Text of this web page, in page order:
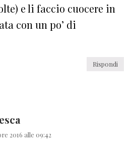
e li faccio cuocere in
con un po’ di
Rispondi
2016 alle 09:42